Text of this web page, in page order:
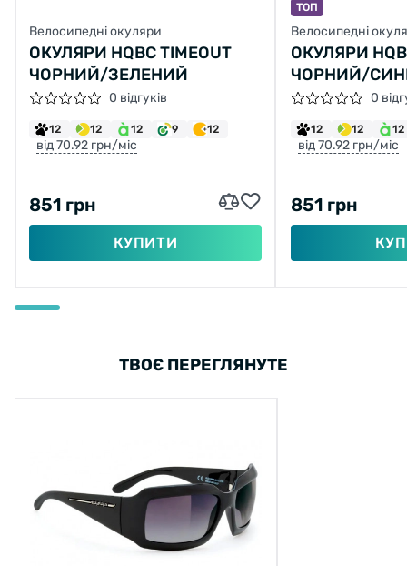
Велосипедні окуляри
ОКУЛЯРИ HQBC TIMEOUT
ЧОРНИЙ/ЗЕЛЕНИЙ
0 відгуків
12 12 12 9 12
від 70.92 грн/міс
851 грн
КУПИТИ
ТОП
Велосипедні
ОКУЛЯРИ
ЧОРНИЙ/
0
12 12 12
від 70.92 грн/міс
851 грн
ТВОЄ ПЕРЕГЛЯНУТЕ